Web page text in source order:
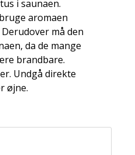
i saunaen.
aromaen
må den
da de mange
brandbare.
Undgå direkte
øjne.